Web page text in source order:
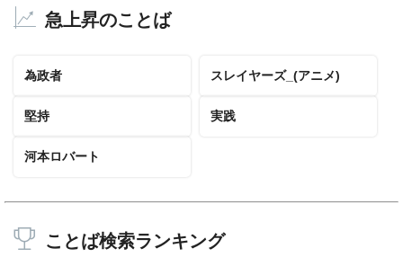
急上昇のことば
為政者 スレイヤーズ_(アニメ)
堅持 実践
河本ロバート
ことば検索ランキング